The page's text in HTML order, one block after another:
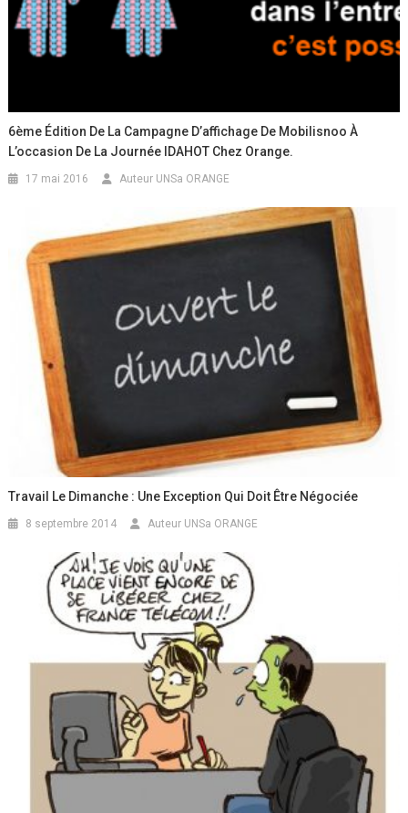
6ème Édition De La Campagne D’affichage De Mobilisnoo À
L’occasion De La Journée IDAHOT Chez Orange.
17 mai 2016 Auteur UNSa ORANGE
Travail Le Dimanche : Une Exception Qui Doit Être Négociée
8 septembre 2014 Auteur UNSa ORANGE